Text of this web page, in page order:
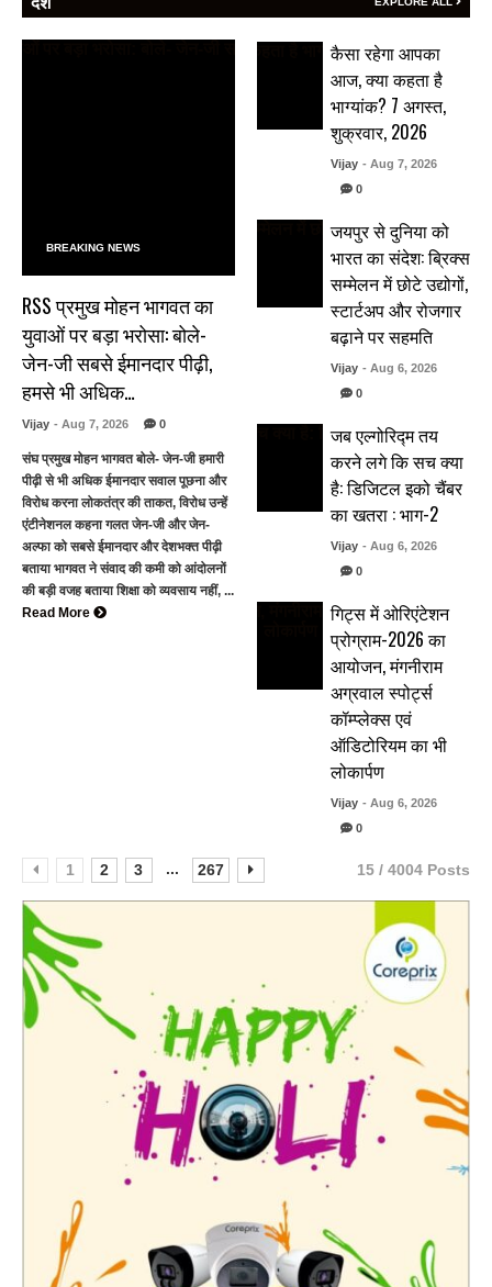
BREAKING NEWS
RSS प्रमुख मोहन भागवत का
युवाओं पर बड़ा भरोसा: बोले-
जेन-जी सबसे ईमानदार पीढ़ी,
हमसे भी अधिक…
Vijay - Aug 7, 2026 0
संघ प्रमुख मोहन भागवत बोले- जेन-जी हमारी
पीढ़ी से भी अधिक ईमानदार सवाल पूछना और
विरोध करना लोकतंत्र की ताकत, विरोध उन्हें
एंटीनेशनल कहना गलत जेन-जी और जेन-
अल्फा को सबसे ईमानदार और देशभक्त पीढ़ी
बताया भागवत ने संवाद की कमी को आंदोलनों
की बड़ी वजह बताया शिक्षा को व्यवसाय नहीं, ...
Read More
कैसा रहेगा आपका
आज, क्या कहता है
भाग्यांक? 7 अगस्त,
शुक्रवार, 2026
Vijay - Aug 7, 2026
0
जयपुर से दुनिया को
भारत का संदेश: ब्रिक्स
सम्मेलन में छोटे उद्योगों,
स्टार्टअप और रोजगार
बढ़ाने पर सहमति
Vijay - Aug 6, 2026
0
जब एल्गोरिद्म तय
करने लगे कि सच क्या
है: डिजिटल इको चैंबर
का खतरा : भाग-2
Vijay - Aug 6, 2026
0
गिट्स में ओरिएंटेशन
प्रोग्राम-2026 का
आयोजन, मंगनीराम
अग्रवाल स्पोर्ट्स
कॉम्प्लेक्स एवं
ऑडिटोरियम का भी
लोकार्पण
Vijay - Aug 6, 2026
0
1 2 3 ... 267 15 / 4004 Posts